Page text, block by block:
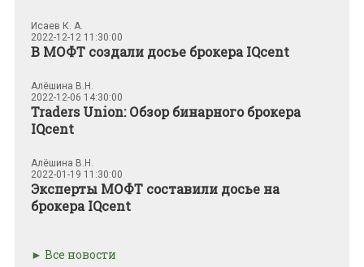
Исаев К. А.
2022-12-12 11:30:00
В МОФТ создали досье брокера IQcent
Алёшина В.Н.
2022-12-06 14:30:00
Traders Union: Обзор бинарного брокера
IQcent
Алёшина В.Н.
2022-01-19 11:30:00
Эксперты МОФТ составили досье на
брокера IQcent
Все новости